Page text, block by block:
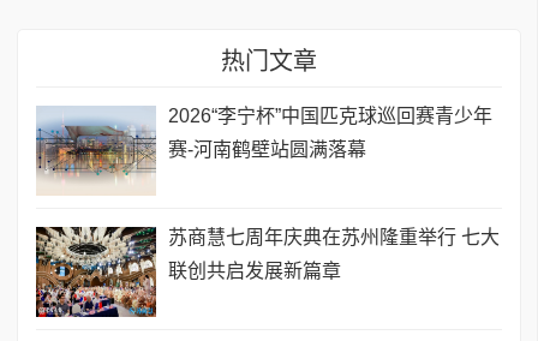
热门文章
2026“李宁杯”中国匹克球巡回赛青少年
赛-河南鹤壁站圆满落幕
苏商慧七周年庆典在苏州隆重举行 七大
联创共启发展新篇章